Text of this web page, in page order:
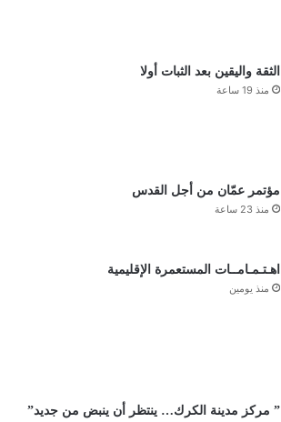
الثقة واليقين بعد الثبات أولا
منذ 19 ساعة
مؤتمر عمّان من أجل القدس
منذ 23 ساعة
اهـتـمـامــات المستعمرة الإقليمية
منذ يومين
” مركز مدينة الكرك… ينتظر أن ينبض من جديد”